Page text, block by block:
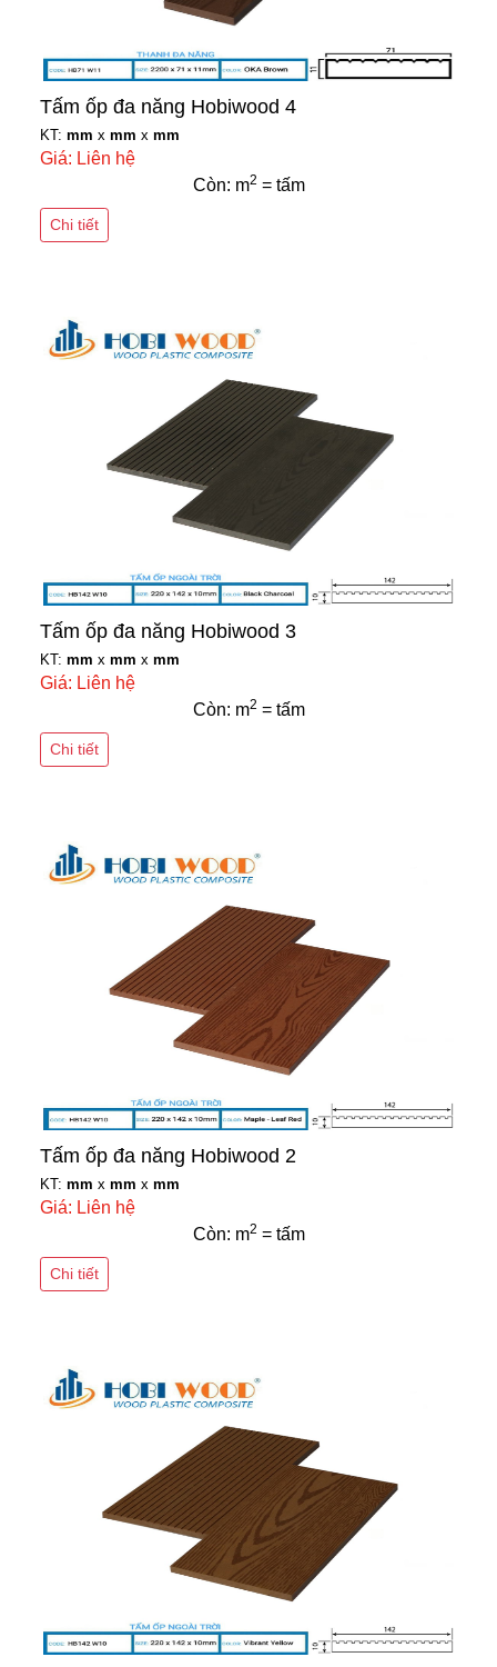
Tấm ốp đa năng Hobiwood 4
KT: mm x mm x mm
Giá: Liên hệ
Còn: m2 = tấm
Chi tiết
Tấm ốp đa năng Hobiwood 3
KT: mm x mm x mm
Giá: Liên hệ
Còn: m2 = tấm
Chi tiết
Tấm ốp đa năng Hobiwood 2
KT: mm x mm x mm
Giá: Liên hệ
Còn: m2 = tấm
Chi tiết